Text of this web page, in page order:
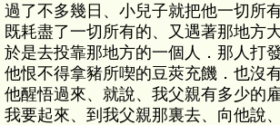
過了不多幾日、小兒子就把他一切所
既耗盡了一切所有的、又遇著那地方
於是去投靠那地方的一個人．那人打
他恨不得拿豬所喫的豆莢充饑．也沒有
他醒悟過來、就說、我父親有多少的
我要起來、到我父親那裏去、向他說